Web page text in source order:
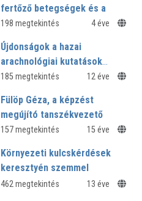
fertőző betegségek és a
vasúti közlekedés a 19.
világháború befejezéséig
V. Országos Közlekedéstörténeti
Konferencia
198 megtekintés 4 éve
Újdonságok a hazai
arachnológiai kutatások
területéről – gazdagodik a
185 megtekintés 12 éve
Fülöp Géza, a képzést
megújító tanszékvezető
MKE 40. vándorgyűlés - 2008
157 megtekintés 15 éve
Környezeti kulcskérdések
keresztyén szemmel
462 megtekintés 13 éve